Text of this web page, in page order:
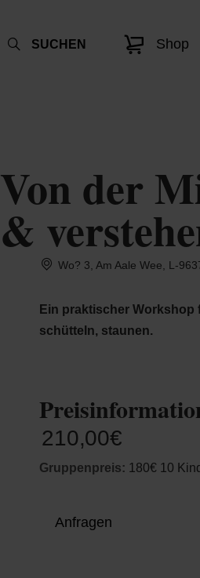
SUCHEN Shop
Von der
&
Wo? 3, Am Aale Wee, L-
Ein praktischer Workshop
schütteln, staunen.
210,00€
Gruppenpreis: 180€ 10
Anfragen